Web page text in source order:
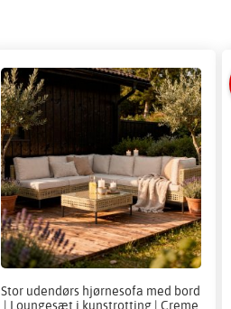
Stor udendørs hjørnesofa med bord
| Loungesæt i kunstrotting | Creme